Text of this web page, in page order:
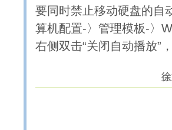
要同时禁止移动硬盘的自
算机配置-〉管理模板-〉
右侧双击“关闭自动播放”